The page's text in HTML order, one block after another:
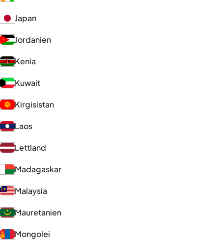
Japan
Jordanien
Kenia
Kuwait
Kirgisistan
Laos
Lettland
Madagaskar
Malaysia
Mauretanien
Mongolei